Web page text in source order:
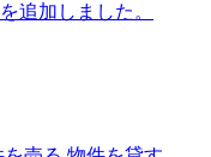
追加しました。